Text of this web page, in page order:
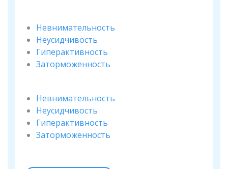
Невнимательность
Неусидчивость
Гиперактивность
Заторможенность
Невнимательность
Неусидчивость
Гиперактивность
Заторможенность